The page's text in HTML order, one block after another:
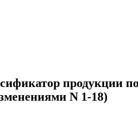
продукции
N 1-18)